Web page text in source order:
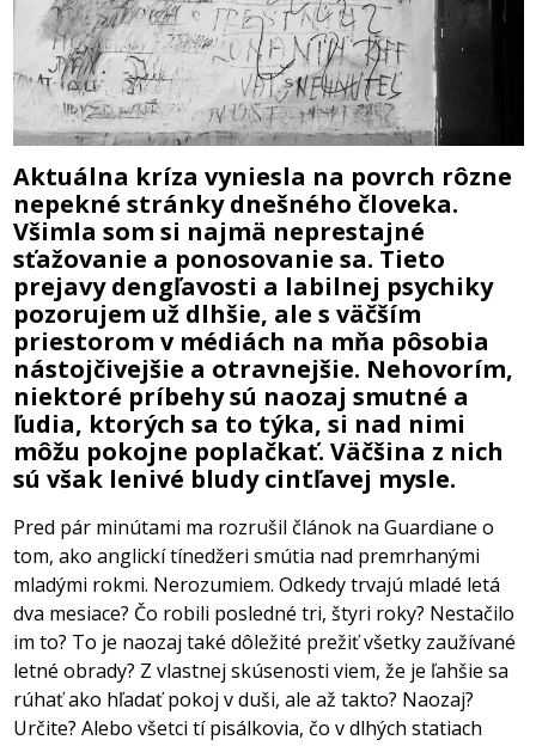
Aktuálna kríza vyniesla na povrch rôzne
nepekné stránky dnešného človeka.
Všimla som si najmä neprestajné
sťažovanie a ponosovanie sa. Tieto
prejavy dengľavosti a labilnej psychiky
pozorujem už dlhšie, ale s väčším
priestorom v médiách na mňa pôsobia
nástojčivejšie a otravnejšie. Nehovorím,
niektoré príbehy sú naozaj smutné a
ľudia, ktorých sa to týka, si nad nimi
môžu pokojne poplačkať. Väčšina z nich
sú však lenivé bludy cintľavej mysle.
Pred pár minútami ma rozrušil článok na Guardiane o
tom, ako anglickí tínedžeri smútia nad premrhanými
mladými rokmi. Nerozumiem. Odkedy trvajú mladé letá
dva mesiace? Čo robili posledné tri, štyri roky? Nestačilo
im to? To je naozaj také dôležité prežiť všetky zaužívané
letné obrady? Z vlastnej skúsenosti viem, že je ľahšie sa
rúhať ako hľadať pokoj v duši, ale až takto? Naozaj?
Určite? Alebo všetci tí pisálkovia, čo v dlhých statiach